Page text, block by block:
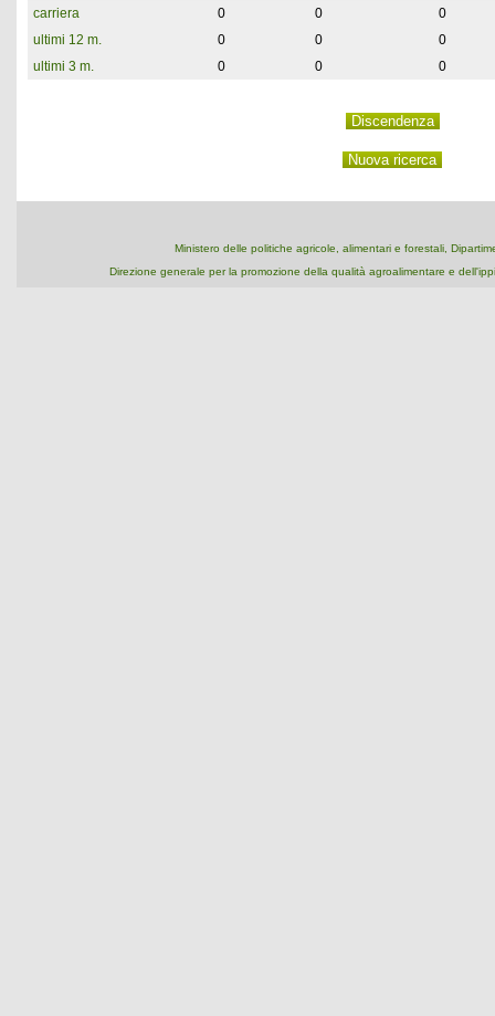
carriera
0 0
0
ultimi 12 m.
0 0
0
ultimi 3 m.
0 0 0
Ministero delle politiche agricole, alimentari e forestali,
Direzione generale per la promozione della qualità agroalimentare e